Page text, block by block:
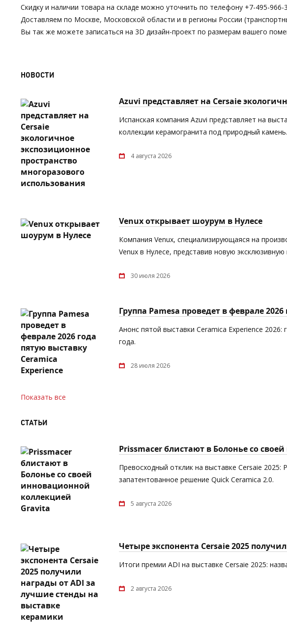
Скидку и наличии товара на складе можно уточнить по телефону +7-495-
Доставляем по Москве, Московской области и в регионы России
Вы так же можете записаться на 3D дизайн-проект по размерам вашего
НОВОСТИ
Azuvi представляет на Cersaie
Испанская компания Azuvi представляет на
коллекции керамогранита под природный камень.
4 августа 2026
Venux открывает шоурум в Нулесе
Компания Venux, специализирующаяся на
Venux в Нулесе, представив новую
30 июля 2026
Группа Pamesa проведет в феврале
Анонс пятой выставки Ceramica Experience
года.
28 июля 2026
Показать все
СТАТЬИ
Prissmacer блистают в Болонье со
Превосходный отклик на выставке Cersaie
запатентованное решение Quick Ceramica 2.0.
5 августа 2026
Четыре экспонента Cersaie 2025
Итоги премии ADI на выставке Cersaie 2025:
2 августа 2026